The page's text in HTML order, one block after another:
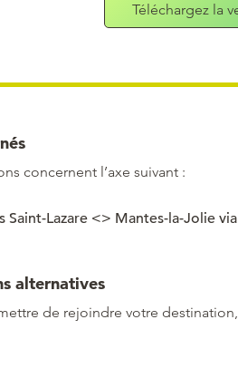
Téléchargez la
concernent l’axe suivant :
Saint-Lazare <> Mantes-la-Jolie
alternatives
de rejoindre votre